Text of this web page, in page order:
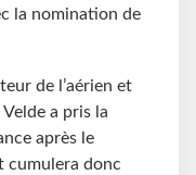
la nomination de
de l’aérien et
a pris la
après le
cumulera donc